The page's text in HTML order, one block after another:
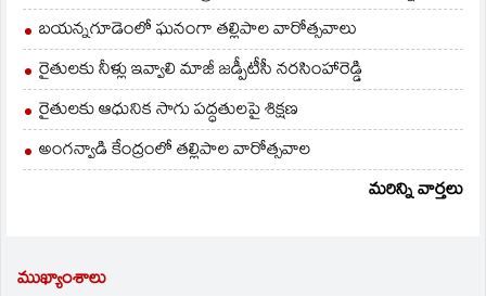
బయన్నగూడెంలో ఘనంగా తల్లిపాల వారోత్సవాలు
రైతులకు నీళ్లు ఇవ్వాలి మాజీ జడ్పీటీసీ నరసింహారెడ్డి
రైతులకు ఆధునిక సాగు పద్ధతులపై శిక్షణ
అంగన్వాడి కేంద్రంలో తల్లిపాల వారోత్సవాల
మరిన్ని వార్తలు
ముఖ్యాంశాలు